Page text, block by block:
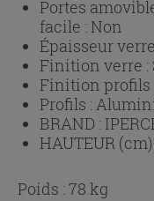
Portes
facile :Non
Épaisseur
Finition verre :
Finition profils
Profils :
BRAND :
HAUTEUR
Poids : 78 kg